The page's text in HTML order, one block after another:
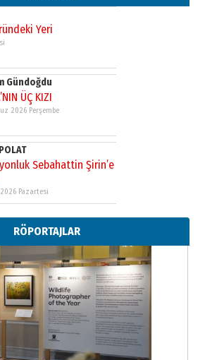
Yeri
Gündoğdu
ÜÇ KIZI
2026 Perşembe
Sebahattin Şirin’e
2026 Pazartesi
Yeri
Gündoğdu
ÜÇ KIZI
2026 Perşembe
RÖPORTAJLAR